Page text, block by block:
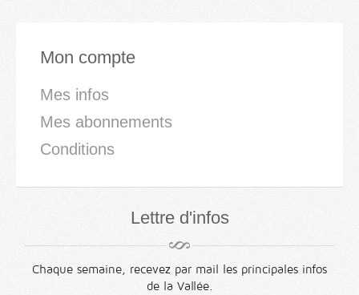
Mon compte
Mes infos
Mes abonnements
Conditions
Lettre d'infos
Chaque semaine, recevez par mail les principales infos
de la Vallée.